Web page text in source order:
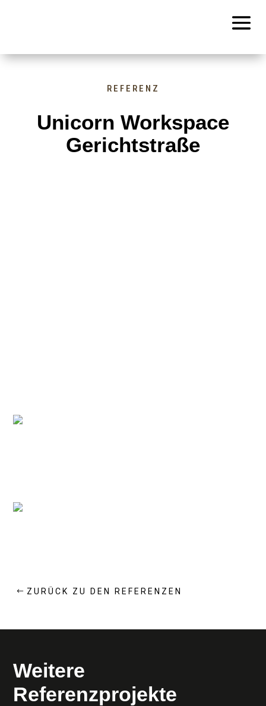
REFERENZ
Unicorn Workspace
Gerichtstraße
ZURÜCK ZU DEN REFERENZEN
Weitere
Referenzprojekte